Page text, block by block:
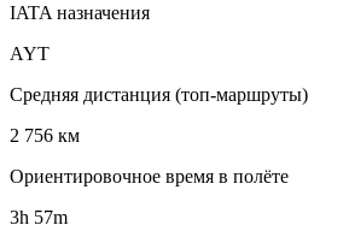
IATA назначения
AYT
Средняя дистанция (топ-маршруты)
2 756 км
Ориентировочное время в полёте
3h 57m